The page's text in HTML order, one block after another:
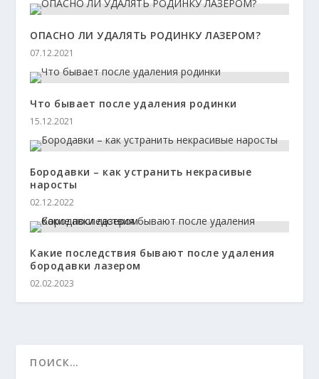
ОПАСНО ЛИ УДАЛЯТЬ РОДИНКУ ЛАЗЕРОМ?
07.12.2021
Что бывает после удаления родинки
15.12.2021
Бородавки – как устранить некрасивые
наросты
02.12.2022
Какие последствия бывают после удаления
бородавки лазером
02.02.2023